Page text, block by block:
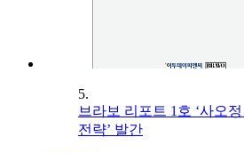
5.
브라보 리포트 1호 ‘사오
전략’ 발간